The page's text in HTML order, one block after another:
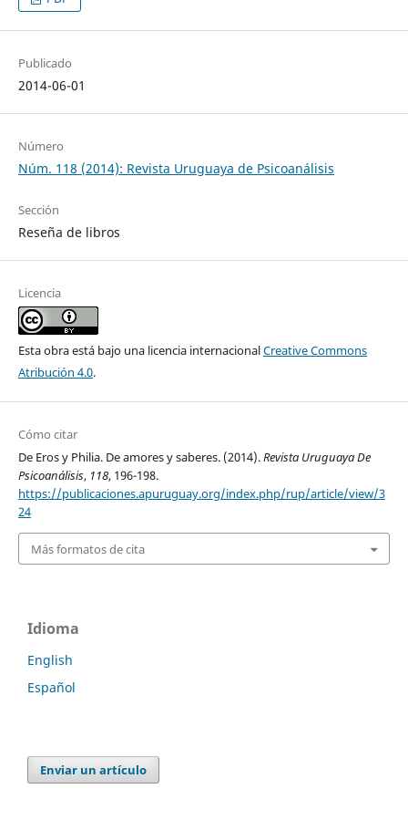
Publicado
2014-06-01
Número
Núm. 118 (2014): Revista Uruguaya de Psicoanálisis
Sección
Reseña de libros
Licencia
Esta obra está bajo una licencia internacionalCreative Commons
Atribución 4.0.
Cómo citar
De Eros y Philia. De amores y saberes. (2014).Revista Uruguaya De
Psicoanálisis, 118, 196-198.
https://publicaciones.apuruguay.org/index.php/rup/article/view/3
24
Más formatos de cita
Idioma
English
Español
Enviar un artículo